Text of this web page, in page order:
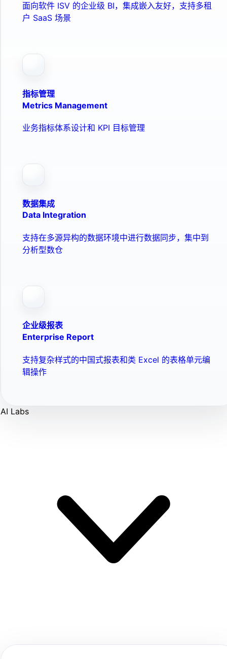
面向软件 ISV 的企业级 BI，集成嵌入友好，支持多租
户 SaaS 场景
指标管理
Metrics Management
业务指标体系设计和 KPI 目标管理
数据集成
Data Integration
支持在多源异构的数据环境中进行数据同步，集中到
分析型数仓
企业级报表
Enterprise Report
支持复杂样式的中国式报表和类 Excel 的表格单元编
辑操作
AI Labs